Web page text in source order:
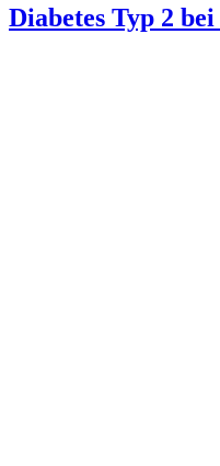
Diabetes Typ 2